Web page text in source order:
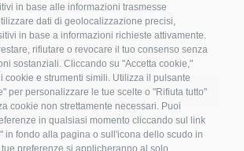
in base alle informazioni trasmesse
dati di geolocalizzazione precisi,
in base a informazioni richieste attivamente.
rifiutare o revocare il tuo consenso senza
sostanziali. Cliccando su "Accetta cookie,"
cookie e strumenti simili. Utilizza il pulsante
per personalizzare le tue scelte o "Rifiuta tutto"
cookie non strettamente necessari. Puoi
in qualsiasi momento cliccando sul link
in fondo alla pagina o sull'icona dello scudo in
preferenze si applicheranno al solo
Magazine – dicembre
Details